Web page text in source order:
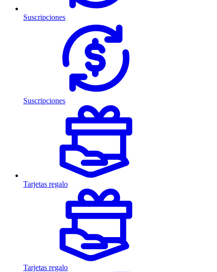
Suscripciones
Suscripciones
Tarjetas regalo
Tarjetas regalo